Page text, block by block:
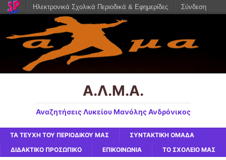
Α.Λ.Μ.Α.
Αναζητήσεις Λυκείου Μανόλης Ανδρόνικος
ΤΑ ΤΕΥΧΗ ΤΟΥ ΠΕΡΙΟΔΙΚΟΥ ΜΑΣ
ΣΥΝΤΑΚΤΙΚΗ ΟΜΑΔΑ
ΔΙΔΑΚΤΙΚΟ ΠΡΟΣΩΠΙΚΟ
ΕΠΙΚΟΙΝΩΝΙΑ ΤΟ ΣΧΟΛΕΙΟ ΜΑΣ
Ηλεκτρονικά Σχολικά Περιοδικά & Εφημερίδες Σύνδεση